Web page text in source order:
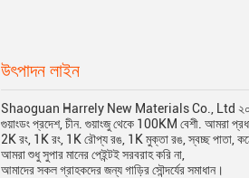
উৎপাদন লাইন
Shaoguan Harrely New Materials Co., Ltd ২০১২
গুয়াংডং প্রদেশ, চীন. গুয়াংজু থেকে 100KM বেশী. আমরা
2K রং, 1K রং, 1K রৌপ্য রঙ, 1K মুক্তা রঙ, স্বচ্ছ
আমরা শুধু সুপার মানের পেইন্টই সরবরাহ করি না,
আমাদের সকল গ্রাহকদের জন্য গাড়ির সৌন্দর্যের সমাধান।